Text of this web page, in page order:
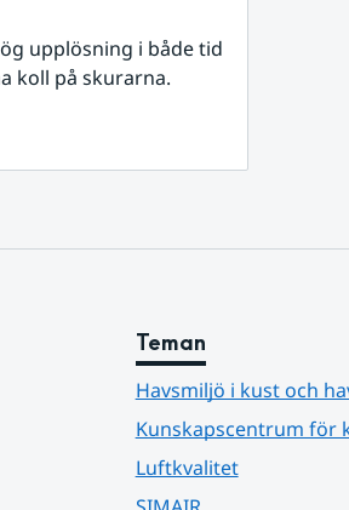
upplösning i både tid
koll på skurarna.
Teman
Havsmiljö i kust och
Kunskapscentrum för
Luftkvalitet